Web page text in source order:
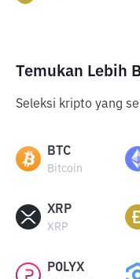
Temukan Lebih
Seleksi kripto yang
BTC
Bitcoin
XRP
XRP
POLYX